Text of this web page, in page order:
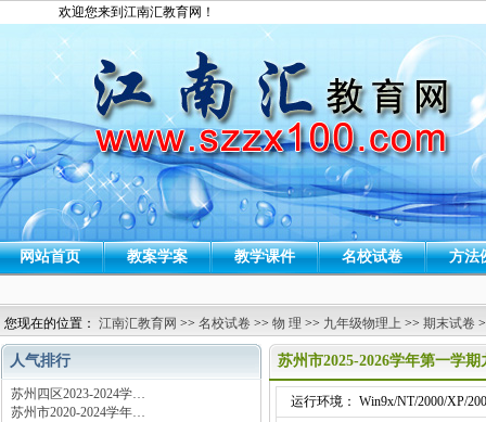
欢迎您来到江南汇教育网！
网站首页 教案学案 教学课件 名校试卷 方法
您现在的位置： 江南汇教育网 >> 名校试卷 >> 物 理 >> 九年级物理上 >> 期末试卷
人气排行
苏州四区2023-2024学…
苏州市2020-2024学年…
苏州市2025-2026学年第一学
运行环境： Win9x/NT/2000/XP/